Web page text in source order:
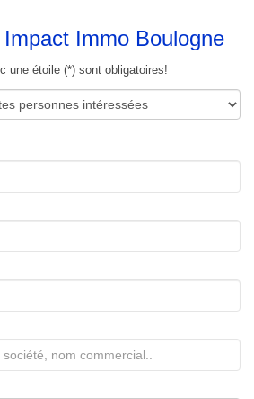
Impact Immo Boulogne
une étoile (*) sont obligatoires!